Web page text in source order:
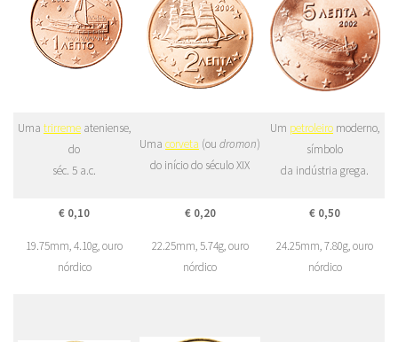
Uma trirreme ateniense,
do
séc. 5 a.c.
Uma corveta (ou dromon)
do início do século XIX
Um petroleiro moderno,
símbolo
da indústria grega.
€ 0,10
19.75mm, 4.10g, ouro
nórdico
€ 0,20
22.25mm, 5.74g, ouro
nórdico
€ 0,50
24.25mm, 7.80g, ouro
nórdico